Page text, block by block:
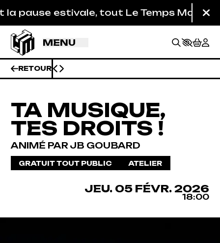
pause estivale, tout Le Temps Machine
MENU
RETOUR
TA MUSIQUE,
TES DROITS !
ANIMÉ PAR JB GOUBARD
GRATUIT TOUT PUBLIC ATELIER
JEUDI
JEU. 05 FÉVRIER
FÉVR. 2026
18:00